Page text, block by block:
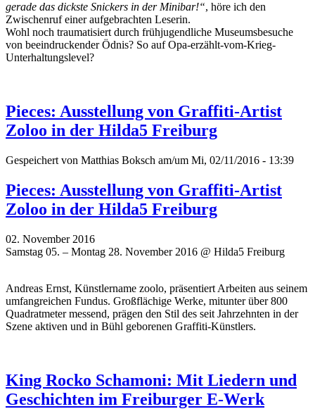
gerade das dickste Snickers in der Minibar!“, höre ich den
Zwischenruf einer aufgebrachten Leserin.
Wohl noch traumatisiert durch frühjugendliche Museumsbesuche
von beeindruckender Ödnis? So auf Opa-erzählt-vom-Krieg-
Unterhaltungslevel?
Pieces: Ausstellung von Graffiti-Artist
Zoloo in der Hilda5 Freiburg
Gespeichert von Matthias Boksch am/um Mi, 02/11/2016 - 13:39
Pieces: Ausstellung von Graffiti-Artist
Zoloo in der Hilda5 Freiburg
02. November 2016
Samstag 05. – Montag 28. November 2016 @ Hilda5 Freiburg
Andreas Ernst, Künstlername zoolo, präsentiert Arbeiten aus seinem
umfangreichen Fundus. Großflächige Werke, mitunter über 800
Quadratmeter messend, prägen den Stil des seit Jahrzehnten in der
Szene aktiven und in Bühl geborenen Graffiti-Künstlers.
King Rocko Schamoni: Mit Liedern und
Geschichten im Freiburger E-Werk